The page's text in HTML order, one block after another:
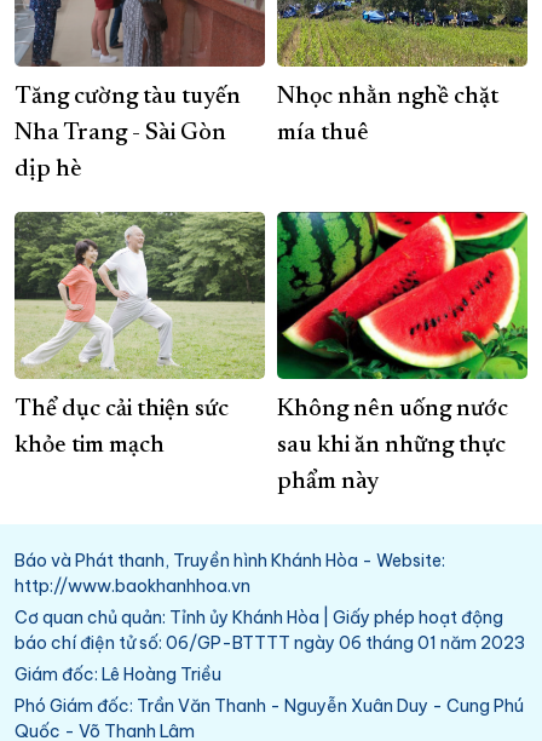
Tăng cường tàu tuyến
Nha Trang - Sài Gòn
dịp hè
Nhọc nhằn nghề chặt
mía thuê
Thể dục cải thiện sức
khỏe tim mạch
Không nên uống nước
sau khi ăn những thực
phẩm này
Báo và Phát thanh, Truyền hình Khánh Hòa - Website:
http://www.baokhanhhoa.vn
Cơ quan chủ quản: Tỉnh ủy Khánh Hòa | Giấy phép hoạt động
báo chí điện tử số: 06/GP-BTTTT ngày 06 tháng 01 năm 2023
Giám đốc: Lê Hoàng Triều
Phó Giám đốc: Trần Văn Thanh - Nguyễn Xuân Duy - Cung Phú
Quốc - Võ Thanh Lâm